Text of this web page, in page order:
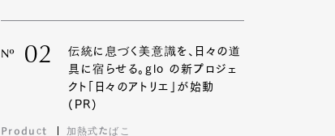
Nº 02
伝統に息づく美意識を、日々の道
具に宿らせる。glo の新プロジェ
クト「日々のアトリエ」が始動
(PR)
Product 加熱式たばこ